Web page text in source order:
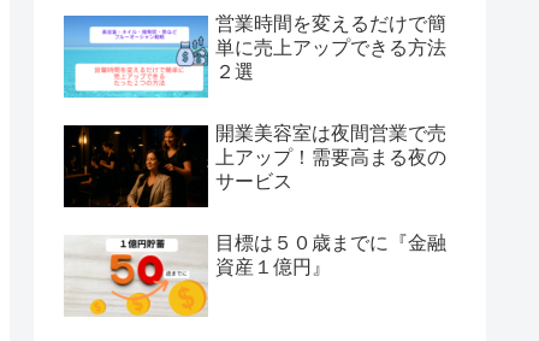
営業時間を変えるだけで簡
単に売上アップできる方法
２選
開業美容室は夜間営業で売
上アップ！需要高まる夜の
サービス
目標は５０歳までに『金融
資産１億円』